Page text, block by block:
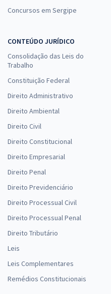
Concursos em Sergipe
CONTEÚDO JURÍDICO
Consolidação das Leis do
Trabalho
Constituição Federal
Direito Administrativo
Direito Ambiental
Direito Civil
Direito Constitucional
Direito Empresarial
Direito Penal
Direito Previdenciário
Direito Processual Civil
Direito Processual Penal
Direito Tributário
Leis
Leis Complementares
Remédios Constitucionais